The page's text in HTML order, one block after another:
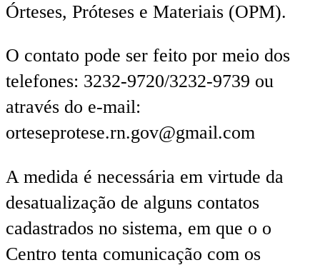
Órteses, Próteses e Materiais (OPM).
O contato pode ser feito por meio dos
telefones: 3232-9720/3232-9739 ou
através do e-mail:
orteseprotese.rn.gov@gmail.com
A medida é necessária em virtude da
desatualização de alguns contatos
cadastrados no sistema, em que o o
Centro tenta comunicação com os